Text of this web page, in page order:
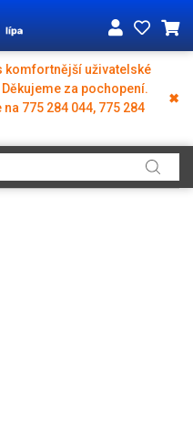
✖
komfortnější uživatelské
za pochopení.
775 284 044, 775 284